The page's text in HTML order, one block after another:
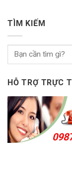
TÌM KIẾM
HỖ TRỢ TRỰC